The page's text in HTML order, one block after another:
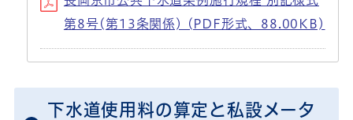
第8号(第13条関係) (PDF形式、88.00KB)
下水道使用料の算定と私設メータ